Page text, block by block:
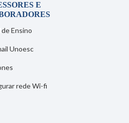
E
Ensino
Unoesc
rede Wi-fi